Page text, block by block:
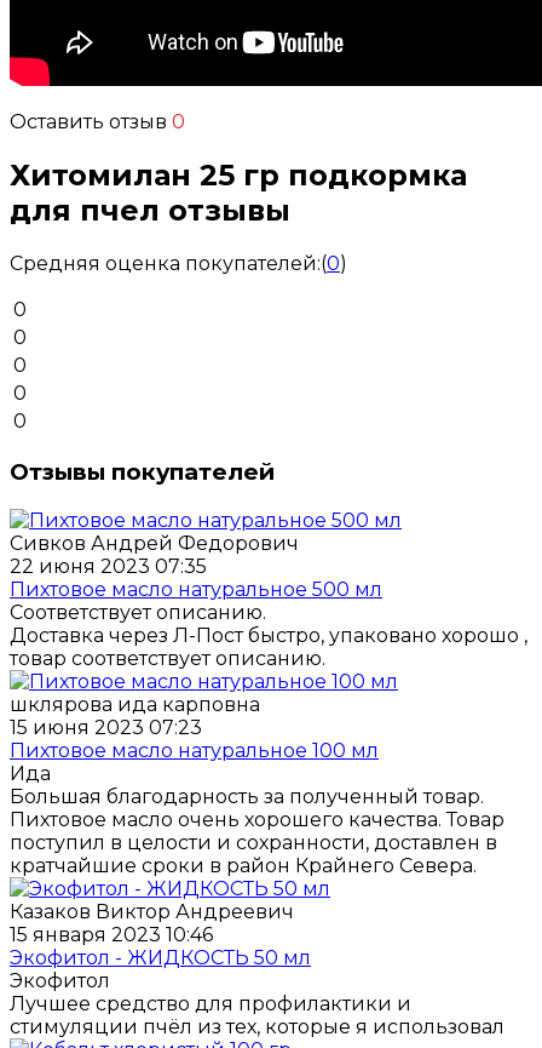
Оставить отзыв 0
Хитомилан 25 гр подкормка
для пчел отзывы
Средняя оценка покупателей:(0)
0
0
0
0
0
Отзывы покупателей
Сивков Андрей Федорович
22 июня 2023 07:35
Пихтовое масло натуральное 500 мл
Соответствует описанию.
Доставка через Л-Пост быстро, упаковано хорошо ,
товар соответствует описанию.
шклярова ида карповна
15 июня 2023 07:23
Пихтовое масло натуральное 100 мл
Ида
Большая благодарность за полученный товар.
Пихтовое масло очень хорошего качества. Товар
поступил в целости и сохранности, доставлен в
кратчайшие сроки в район Крайнего Севера.
Казаков Виктор Андреевич
15 января 2023 10:46
Экофитол - ЖИДКОСТЬ 50 мл
Экофитол
Лучшее средство для профилактики и
стимуляции пчёл из тех, которые я использовал